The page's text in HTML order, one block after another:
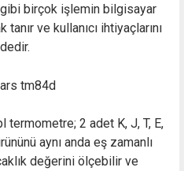
gibi birçok işlemin bilgisayar
ve kullanıcı ihtiyaçlarını
2 adet K, J, T, E,
aynı anda eş zamanlı
değerini ölçebilir ve